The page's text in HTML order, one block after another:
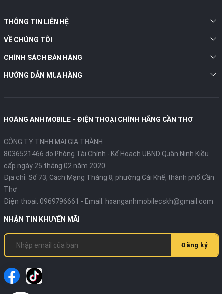
THÔNG TIN LIÊN HỆ
VỀ CHÚNG TÔI
CHÍNH SÁCH BÁN HÀNG
HƯỚNG DẪN MUA HÀNG
HOÀNG ANH MOBILE - ĐIỆN THOẠI CHÍNH HÃNG CẦN THƠ
CÔNG TY TNHH MAI GIA THÀNH
8036521466 do Phòng Tài Chính - Kế Hoạch UBND Quận Ninh Kiều
cấp ngày 25 tháng 02 năm 2020
Địa chỉ: Số 73, Cách Mạng Tháng 8, phường Cái Khế, thành phố Cần
Thơ
Điện thoại: 0969796661 - Email: hoanganhmobilecskh@gmail.com
NHẬN TIN KHUYẾN MÃI
Đăng ký